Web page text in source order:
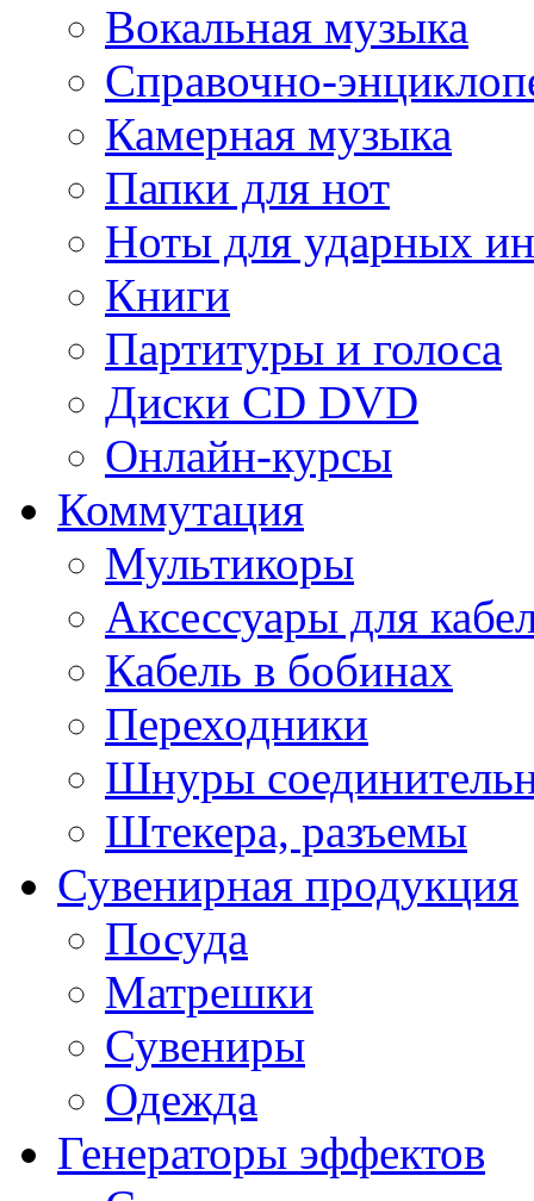
Вокальная музыка
Справочно-
Камерная музыка
Папки для нот
Ноты для ударных
Книги
Партитуры и голоса
Диски CD DVD
Онлайн-курсы
Коммутация
Мультикоры
Аксессуары для
Кабель в бобинах
Переходники
Шнуры
Штекера, разъемы
Сувенирная продукция
Посуда
Матрешки
Сувениры
Одежда
Генераторы эффектов